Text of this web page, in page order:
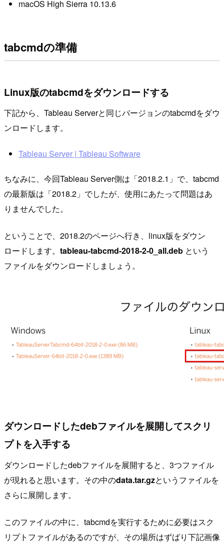
macOS High Sierra 10.13.6
tabcmdの準備
Linux版のtabcmdをダウンロードする
下記から、Tableau Serverと同じバージョンのtabcmdをダウ
ンロードします。
Tableau Server | Tableau Software
ちなみに、今回Tableau Server側は「2018.2.1」で、tabcmd
の最新版は「2018.2」でしたが、使用にあたって問題はあ
りませんでした。
ということで、2018.2のページへ行き、linux版をダウン
ロードします。 tableau-tabcmd-2018-2-0_all.deb という
ファイルをダウンロードしましょう。
ダウンロードしたdebファイルを展開してスクリ
プトを入手する
ダウンロードしたdebファイルを展開すると、3つファイル
が現れると思います。その中のdata.tar.gzというファイルを
さらに展開します。
このファイルの中に、tabcmdを実行するために必要はスク
リプトファイルがあるのですが、その場所はずばり下記画像